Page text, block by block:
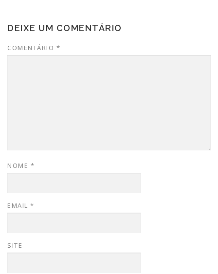
DEIXE UM COMENTÁRIO
COMENTÁRIO *
NOME *
EMAIL *
SITE